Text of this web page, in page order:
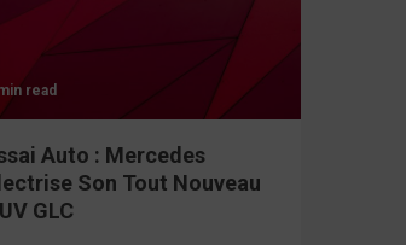
read
Auto : Mercedes
Son Tout Nouveau
GLC